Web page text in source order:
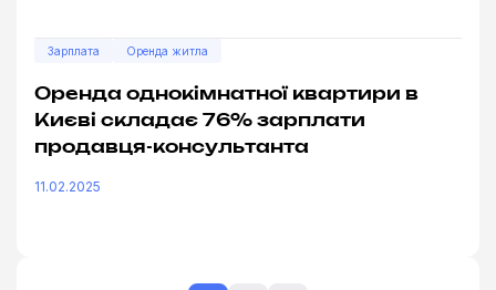
Зарплата Оренда житла
Оренда однокімнатної квартири в
Києві складає 76% зарплати
продавця-консультанта
11.02.2025